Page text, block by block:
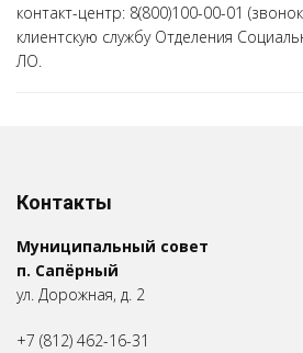
контакт-центр: 8(800)100-00-01
клиентскую службу Отделения
ЛО.
Контакты
Муниципальный совет
п. Сапёрный
ул. Дорожная, д. 2
+7 (812) 462-16-31